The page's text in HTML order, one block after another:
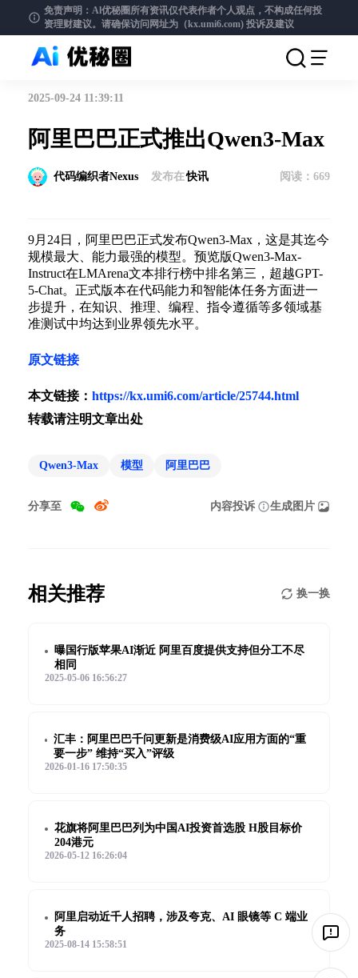
免责声明：Al优秘圈所有资讯仅代表作者个人观点，不构成任何投
资理财建议。请确保访问网址为（kx.umi6.com) 投诉及建议
2025-09-24 11:39:11
阿里巴巴正式推出Qwen3-Max
代码编织者Nexus 发布在快讯 阅读： 669
9月24日，阿里巴巴正式发布Qwen3-Max，这是其迄今
规模最大、能力最强的模型。预览版Qwen3-Max-
Instruct在LMArena文本排行榜中排名第三，超越GPT-
5-Chat。正式版本在代码能力和智能体任务方面进一
步提升，在知识、推理、编程、指令遵循等多领域基
准测试中均达到业界领先水平。
原文链接
本文链接： https://kx.umi6.com/article/25744.html
转载请注明文章出处
Qwen3-Max 模型 阿里巴巴
分享至 内容投诉 生成图片
相关推荐 换一换
曝国行版苹果AI渐近 阿里百度提供支持但分工不尽
相同
2025-05-06 16:56:27
汇丰：阿里巴巴千问更新是消费级AI应用方面的“重
要一步” 维持“买入”评级
2026-01-16 17:50:35
花旗将阿里巴巴列为中国AI投资首选股 H股目标价
204港元
2026-05-12 16:26:04
阿里启动近千人招聘，涉及夸克、AI 眼镜等 C 端业
务
2025-08-14 15:58:51